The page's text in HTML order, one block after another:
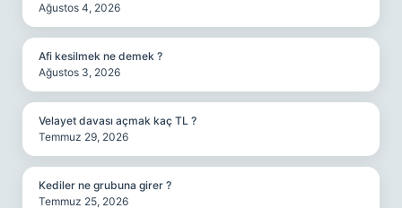
Ağustos 4, 2026
Afi kesilmek ne demek ?
Ağustos 3, 2026
Velayet davası açmak kaç TL ?
Temmuz 29, 2026
Kediler ne grubuna girer ?
Temmuz 25, 2026